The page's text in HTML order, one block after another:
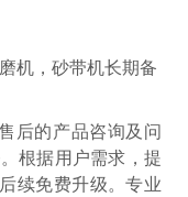
司
名
锡
山
市
机，砂带机长期备
后的产品咨询及问
根据用户需求，提
续免费升级。专业